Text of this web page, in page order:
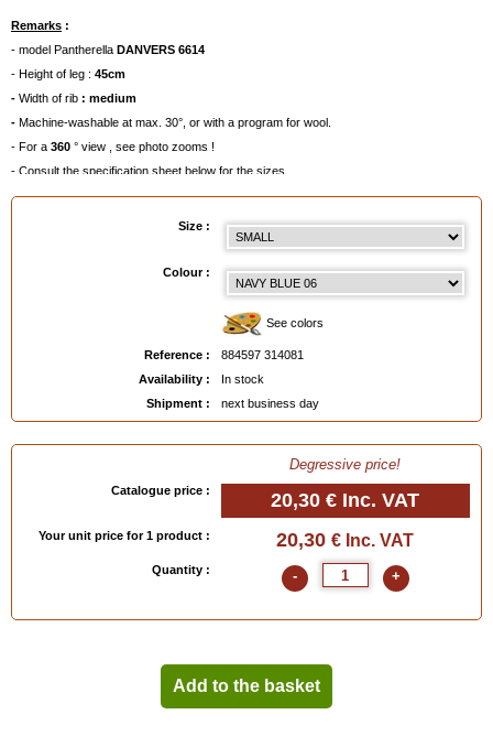
Remarks :
- model Pantherella DANVERS 6614
- Height of leg : 45cm
- Width of rib : medium
- Machine-washable at max. 30°, or with a program for wool.
- For a 360 ° view , see photo zooms !
- Consult the specification sheet below for the sizes
- Degressive prices per colour and size,
To choose a colour, click on the painter's palette below or order a
- Small = 39/40 (Eur) - 6/7 (UK) - 7/8 (USA)
- Medium = 41/44 (Eur) - 7½/9½ (UK) - 8½/11 (USA)
- Large = 45/47 (Eur) - 10/12 (UK) - 11½/13 (USA)
- Extra Large = 48/49 (Eur) - 13/14 (UK) - 13½/15 (USA)
Size :
Colour :
See colors
Reference :
884597 314081
Availability :
In stock
Shipment :
next business day
Degressive price!
Catalogue price : 20,30 € Inc. VAT
Your unit price for 1 product : 20,30 € Inc. VAT
Quantity : - +
Add to the basket